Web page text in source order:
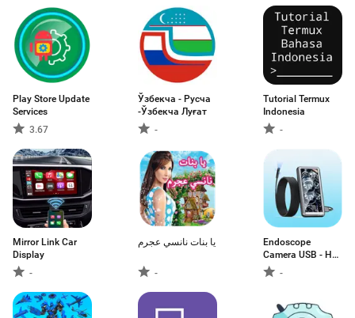
Play Store Update
Services
3.67
Ўзбекча - Русча
-Ўзбекча Луғат
-
Tutorial Termux
Indonesia
-
Mirror Link Car
Display
-
يا بنات نانسي عجرم
-
Endoscope
Camera USB - HD
4K -